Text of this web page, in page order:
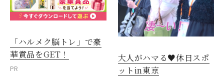
「ハルメク脳トレ」で豪
華賞品をGET！
PR
大人がハマる♥休日スポ
ットin東京